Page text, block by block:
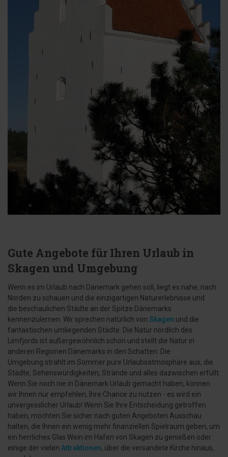
Gute Angebote für Ihren Urlaub in
Skagen und Umgebung
Wenn es im Urlaub nach Dänemark gehen soll, liegt es nahe, nach
Norden zu schauen und die einzigartigen Naturerlebnisse und
die beschaulichen Städte an der Spitze Dänemarks
kennenzulernen. Wir sprechen natürlich von Skagen und die
fantastischen umliegenden Städte. Die Natur nördlich des
Limfjords ist außergewöhnlich schön und stellt die Natur in
anderen Regionen Dänemarks in den Schatten. Die
Umgebung strahlt im Sommer pure Urlaubsatmosphäre aus, die
Städte, Sehenswürdigkeiten, Strände und alles dazwischen erfüllt.
Wenn Sie noch nie in Dänemark Urlaub gemacht haben, können
wir Ihnen nur empfehlen, Ihre Chance zu nutzen - es wird ein
unvergesslicher Urlaub! Wenn Sie Ihre Entscheidung getroffen
haben, möchten Sie sicher nach guten Angeboten Ausschau
halten, die Ihnen ein wenig mehr finanziellen Spielraum geben, um
ein herrliches Glas Wein im Hafen von Skagen zu genießen oder
einige der vielen Attraktionen, über die versandete Kirche hinaus,